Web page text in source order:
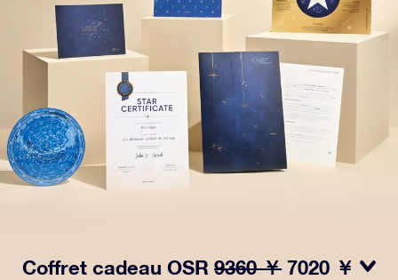
Coffret cadeau OSR 9360 ￥ 7020 ￥